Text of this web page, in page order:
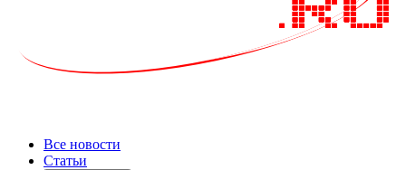
Все новости
Статьи